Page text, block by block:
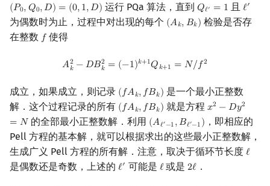
(𝑃0,𝑄0,𝐷) = (0,1,𝐷)
(P0, Q0,D)=( 0,1 ,D) 运行 PQa 算法，直到 𝑄ℓ′ = 1
Qℓ′=1 且ℓ′
ℓ′
为偶数时为止，过程中对出现的每个 (𝐴𝑘, 𝐵𝑘)
(Ak,Bk)
检验是否存
在整数 𝑓
f 使得
𝐴2
𝑘 −𝐷𝐵2
𝑘 = (−1)𝑘+1𝑄𝑘+1 = 𝑁/𝑓2
Ak 2−DB k2 =(−1 )k+1Qk+ 1= N/ f2
成立，如果成立，则记录 (𝑓𝐴𝑘,𝑓𝐵𝑘)
(fAk,fBk)
是一个最小正整数
解．这个过程记录的所有 (𝑓𝐴𝑘,𝑓𝐵𝑘)
(fAk,fBk) 就是方程 𝑥2 −𝐷𝑦2
= 𝑁
x2 −D y2=N
的全部最小正整数解．利用 (𝐴ℓ′−1,𝐵ℓ′−1)
(Aℓ′−1,Bℓ′−1)
，即相应的
Pell 方程的基本解，就可以根据求出的这些最小正整数解，
生成广义 Pell 方程的所有解．注意，取决于循环节长度 ℓ
ℓ
是偶数还是奇数，上述的 ℓ′
ℓ′ 可能是 ℓ
ℓ或是2ℓ
2ℓ．